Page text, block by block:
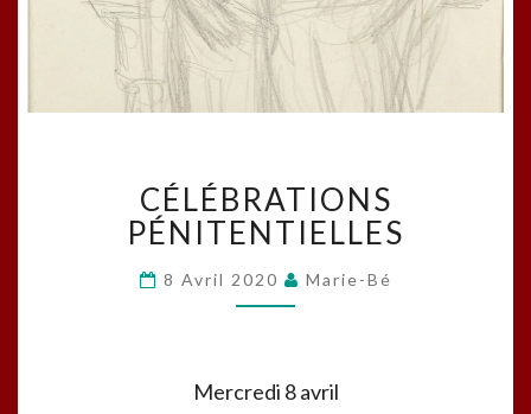
PÉNITENTIELLES
CÉLÉBRATIONS
PÉNITENTIELLES
8 Avril 2020 Marie-Bé
Mercredi 8 avril